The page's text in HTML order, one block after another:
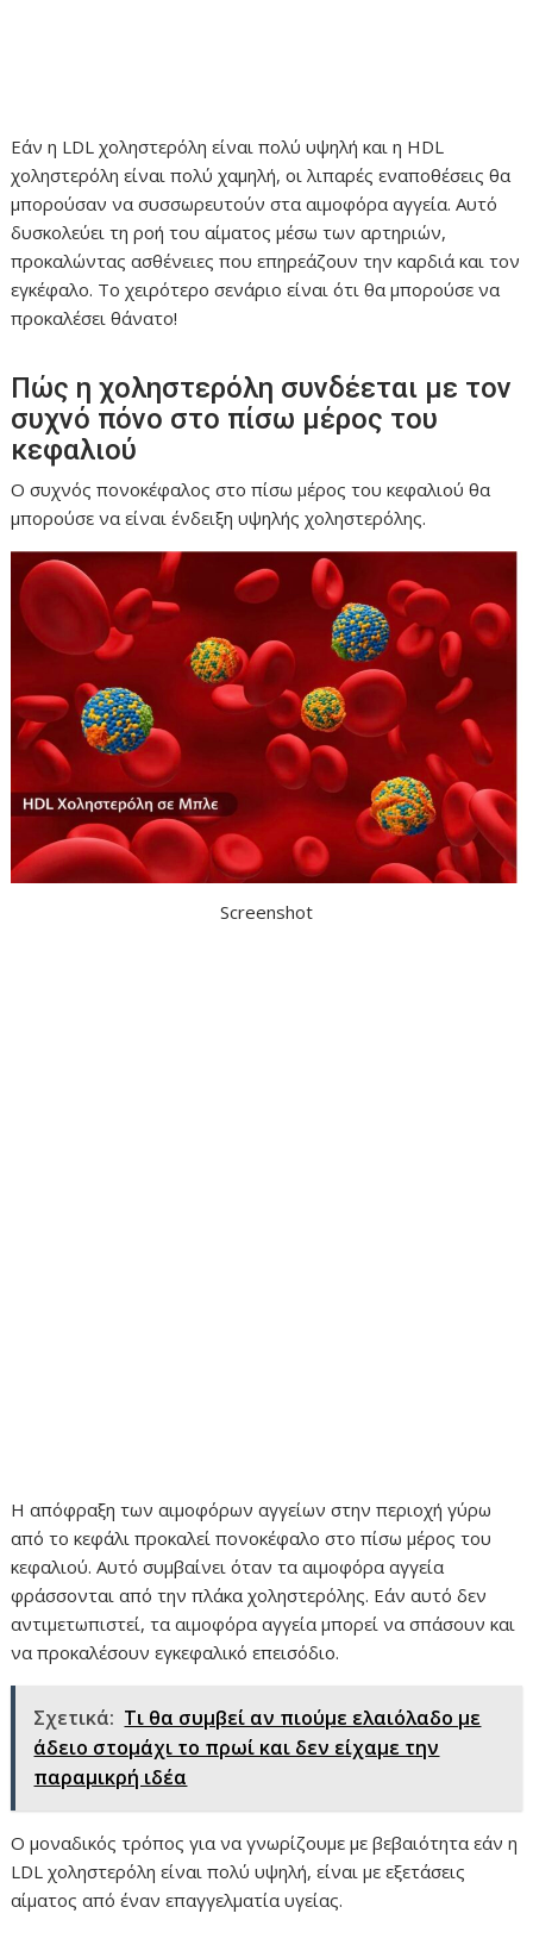
Εάν η LDL χοληστερόλη είναι πολύ υψηλή και η HDL
χοληστερόλη είναι πολύ χαμηλή, οι λιπαρές εναποθέσεις θα
μπορούσαν να συσσωρευτούν στα αιμοφόρα αγγεία. Αυτό
δυσκολεύει τη ροή του αίματος μέσω των αρτηριών,
προκαλώντας ασθένειες που επηρεάζουν την καρδιά και τον
εγκέφαλο. Το χειρότερο σενάριο είναι ότι θα μπορούσε να
προκαλέσει θάνατο!
Πώς η χοληστερόλη συνδέεται με τον
συχνό πόνο στο πίσω μέρος του
κεφαλιού
Ο συχνός πονοκέφαλος στο πίσω μέρος του κεφαλιού θα
μπορούσε να είναι ένδειξη υψηλής χοληστερόλης.
Screenshot
Η απόφραξη των αιμοφόρων αγγείων στην περιοχή γύρω
από το κεφάλι προκαλεί πονοκέφαλο στο πίσω μέρος του
κεφαλιού. Αυτό συμβαίνει όταν τα αιμοφόρα αγγεία
φράσσονται από την πλάκα χοληστερόλης. Εάν αυτό δεν
αντιμετωπιστεί, τα αιμοφόρα αγγεία μπορεί να σπάσουν και
να προκαλέσουν εγκεφαλικό επεισόδιο.
Σχετικά: Τι θα συμβεί αν πιούμε ελαιόλαδο με
άδειο στομάχι το πρωί και δεν είχαμε την
παραμικρή ιδέα
Ο μοναδικός τρόπος για να γνωρίζουμε με βεβαιότητα εάν η
LDL χοληστερόλη είναι πολύ υψηλή, είναι με εξετάσεις
αίματος από έναν επαγγελματία υγείας.